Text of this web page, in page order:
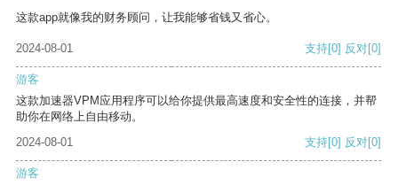
这款app就像我的财务顾问，让我能够省钱又省心。
2024-08-01 支持[0] 反对[0]
游客
这款加速器VPM应用程序可以给你提供最高速度和安全性的连接，并帮
助你在网络上自由移动。
2024-08-01
支持[0] 反对[0]
游客